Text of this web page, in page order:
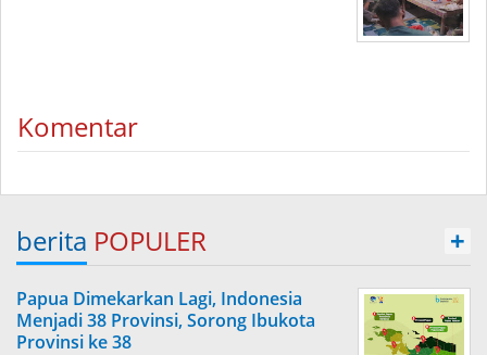
Komentar
berita POPULER +
Papua Dimekarkan Lagi, Indonesia
Menjadi 38 Provinsi, Sorong Ibukota
Provinsi ke 38